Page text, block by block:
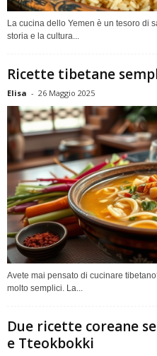
La cucina dello Yemen è un tesoro di
storia e la cultura...
Ricette tibetane
Elisa - 26 Maggio 2025
Avete mai pensato di cucinare
molto semplici. La...
Due ricette coreane
e Tteokbokki